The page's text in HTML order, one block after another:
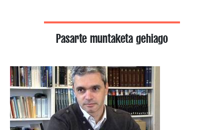
Pasarte muntaketa gehiago